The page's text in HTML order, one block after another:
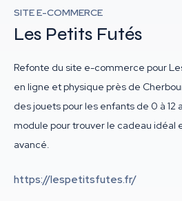
SITE E-COMMERCE
Les Petits Futés
Refonte du site e-commerce pour
en ligne et physique près de
des jouets pour les enfants de 0 à 12
module pour trouver le cadeau idéal
avancé.
https://lespetitsfutes.fr/